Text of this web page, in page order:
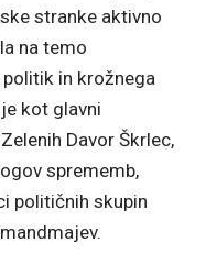
stranke aktivno
na temo
in krožnega
kot glavni
Davor Škrlec,
sprememb,
političnih skupin